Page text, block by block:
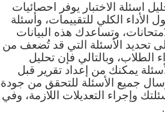
اسئلة الاختبار يوفر احصائيات
الأداء الكلي للتقييمات، وأسئلة
وتساعدك هذه البيانات
تحديد الأسئلة التي قد تُضعف من
الطلاب، وبالتالي فإن تحليل
يمكنك من إعداد تقرير قبل
جميع الأسئلة للتحقق من جودة
وإجراء التعديلات اللازمة، وفي